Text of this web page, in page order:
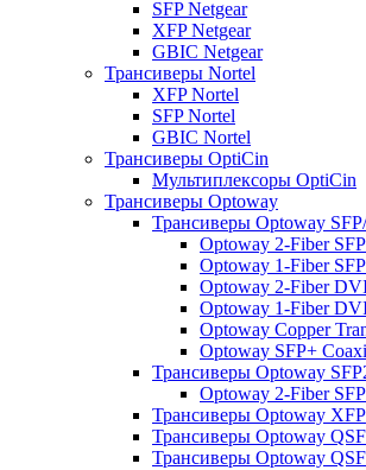
SFP Netgear
XFP Netgear
GBIC Netgear
Трансиверы Nortel
XFP Nortel
SFP Nortel
GBIC Nortel
Трансиверы OptiCin
Мультиплексоры OptiCin
Трансиверы Optoway
Трансиверы Optoway
Optoway 2-Fiber
Optoway 1-Fiber
Optoway 2-Fiber
Optoway 1-Fiber
Optoway Copper
Optoway SFP+
Трансиверы Optoway
Optoway 2-Fiber
Трансиверы Optoway XFP
Трансиверы Optoway
Трансиверы Optoway